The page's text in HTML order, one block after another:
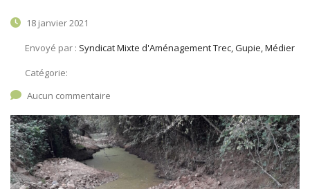
18 janvier 2021
Envoyé par : Syndicat Mixte d'Aménagement Trec, Gupie, Médier
Catégorie:
Aucun commentaire